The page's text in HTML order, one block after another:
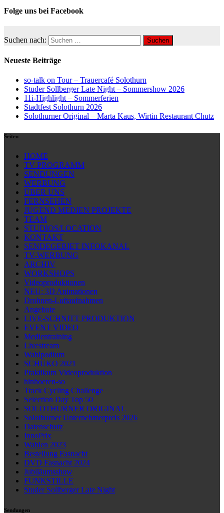
Folge uns bei Facebook
Suchen nach:
Neueste Beiträge
so-talk on Tour – Trauercafé Solothurn
Studer Sollberger Late Night – Sommershow 2026
11i-Highlight – Sommerferien
Stadtfest Solothurn 2026
Solothurner Original – Marta Kaus, Wirtin Restaurant Chutz
Seiten
HOME
TV-PROGRAMM
SENDUNGEN
WERBUNG
ÜBER UNS
FERNSEHEN
JUGEND MEDIEN PROJEKTE
TEAM
STUDIOS/LOCATION
KONTAKT
SENDEGEBIET INFOKANAL
TV-WERBUNG
ARCHIV
WORKSHOPS
Videoproduktionen
NEU: 3D Animationen
Drohnen-Luftaufnahmen
Angebote
LIVE-SCHNITT PRODUKTION
EVENT VIDEO
Medientraining
Livestream
Wahlpodium
SCHÜKO 2021
Praktikum Videoproduktion
hinhoeren-so
Track Cycling Challenge
Selection Day Top 50
SOLOTHURNER ORIGINAL
Solothurner Unternehmerpreis 2026
Datenschutz
InnoPrix
Wahlen 2023
Bestellung Fasnacht
DVD Fasnacht 2024
Jubiläumsshow
FUNKSTILLE
Studer Sollberger Late Night
Sendungen